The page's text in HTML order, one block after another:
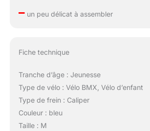
–un peu délicat à assembler
Fiche technique
Tranche d’âge : Jeunesse
Type de vélo : Vélo BMX, Vélo d’enfant
Type de frein : Caliper
Couleur : bleu
Taille : M